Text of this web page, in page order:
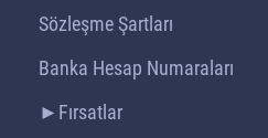
Sözleşme Şartları
Banka Hesap Numaraları
►Fırsatlar